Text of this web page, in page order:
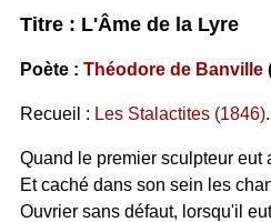
Titre : L'Âme de la Lyre
Poète : Théodore de Banville
Recueil : Les Stalactites (1846).
Quand le premier sculpteur eut
Et caché dans son sein les
Ouvrier sans défaut, lorsqu'il